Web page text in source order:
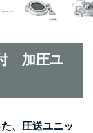
加圧ユ
、圧送ユニッ